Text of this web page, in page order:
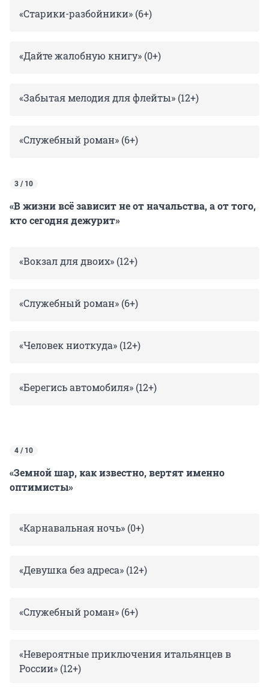
«Старики-разбойники» (6+)
«Дайте жалобную книгу» (0+)
«Забытая мелодия для флейты» (12+)
«Служебный роман» (6+)
3 / 10
«В жизни всё зависит не от начальства, а от того,
кто сегодня дежурит»
«Вокзал для двоих» (12+)
«Служебный роман» (6+)
«Человек ниоткуда» (12+)
«Берегись автомобиля» (12+)
4 / 10
«Земной шар, как известно, вертят именно
оптимисты»
«Карнавальная ночь» (0+)
«Девушка без адреса» (12+)
«Служебный роман» (6+)
«Невероятные приключения итальянцев в
России» (12+)